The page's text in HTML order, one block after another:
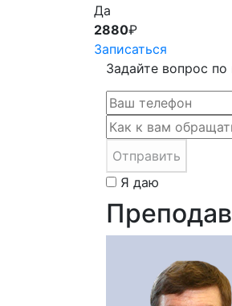
Да
2880₽
Записаться
Задайте вопрос
Отправить
Я даю